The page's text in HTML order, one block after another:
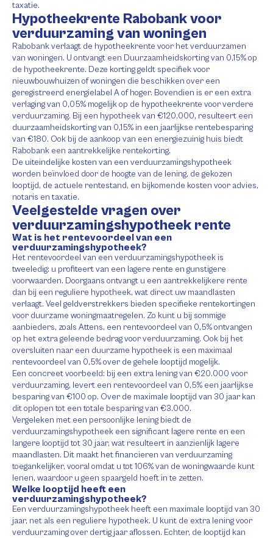
taxatie.
Hypotheekrente Rabobank voor
verduurzaming van woningen
Rabobank verlaagt de hypotheekrente voor het verduurzamen
van woningen. U ontvangt een Duurzaamheidskorting van 0,15% op
de hypotheekrente. Deze korting geldt specifiek voor
nieuwbouwhuizen of woningen die beschikken over een
geregistreerd energielabel A of hoger. Bovendien is er een extra
verlaging van 0,05% mogelijk op de hypotheekrente voor verdere
verduurzaming. Bij een hypotheek van €120.000, resulteert een
duurzaamheidskorting van 0,15% in een jaarlijkse rentebesparing
van €180. Ook bij de aankoop van een energiezuinig huis biedt
Rabobank een aantrekkelijke rentekorting.
De uiteindelijke kosten van een verduurzamingshypotheek
worden beïnvloed door de hoogte van de lening, de gekozen
looptijd, de actuele rentestand, en bijkomende kosten voor advies,
notaris en taxatie.
Veelgestelde vragen over
verduurzamingshypotheek rente
Wat is het rentevoordeel van een
verduurzamingshypotheek?
Het rentevoordeel van een verduurzamingshypotheek is
tweeledig: u profiteert van een lagere rente en gunstigere
voorwaarden. Doorgaans ontvangt u een aantrekkelijkere rente
dan bij een reguliere hypotheek, wat direct uw maandlasten
verlaagt. Veel geldverstrekkers bieden specifieke rentekortingen
voor duurzame woningmaatregelen. Zo kunt u bij sommige
aanbieders, zoals Attens, een rentevoordeel van 0,5% ontvangen
op het extra geleende bedrag voor verduurzaming. Ook bij het
oversluiten naar een duurzame hypotheek is een maximaal
rentevoordeel van 0,5% over de gehele looptijd mogelijk.
Een concreet voorbeeld: bij een extra lening van €20.000 voor
verduurzaming, levert een rentevoordeel van 0,5% een jaarlijkse
besparing van €100 op. Over de maximale looptijd van 30 jaar kan
dit oplopen tot een totale besparing van €3.000.
Vergeleken met een persoonlijke lening biedt de
verduurzamingshypotheek een significant lagere rente en een
langere looptijd tot 30 jaar, wat resulteert in aanzienlijk lagere
maandlasten. Dit maakt het financieren van verduurzaming
toegankelijker, vooral omdat u tot 106% van de woningwaarde kunt
lenen, waardoor u geen spaargeld hoeft in te zetten.
Welke looptijd heeft een
verduurzamingshypotheek?
Een verduurzamingshypotheek heeft een maximale looptijd van 30
jaar, net als een reguliere hypotheek. U kunt de extra lening voor
verduurzaming over dertig jaar aflossen. Echter, de looptijd kan